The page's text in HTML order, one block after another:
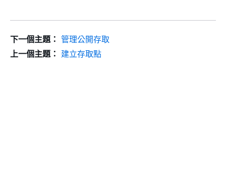
下一個主題： 管理公開存取
上一個主題： 建立存取點